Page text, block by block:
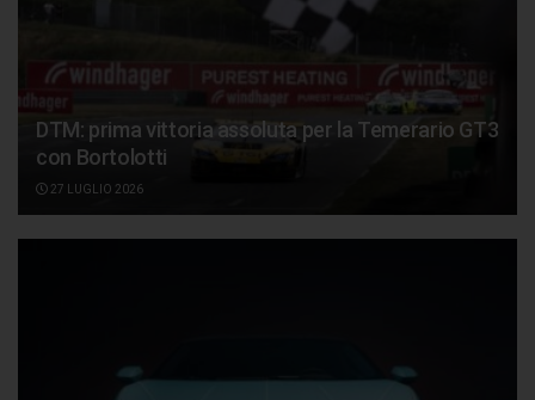
DTM: prima vittoria assoluta per la Temerario GT3
con Bortolotti
27 LUGLIO 2026